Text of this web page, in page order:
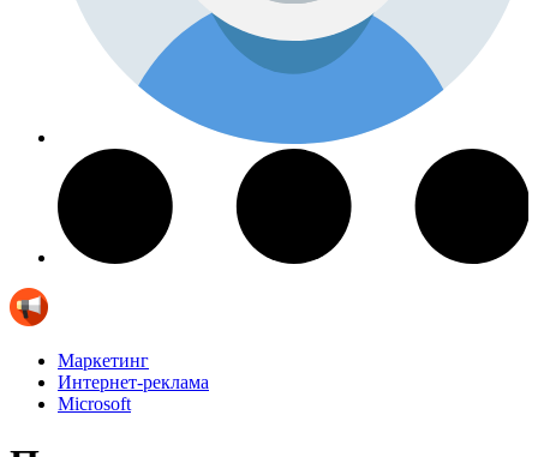
Маркетинг
Интернет-реклама
Microsoft